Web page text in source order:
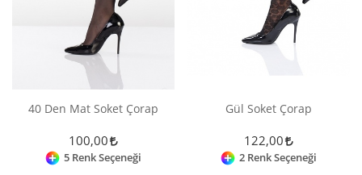
40 Den Mat Soket Çorap
100,00
5 Renk Seçeneği
Gül Soket Çorap
122,00
2 Renk Seçeneği